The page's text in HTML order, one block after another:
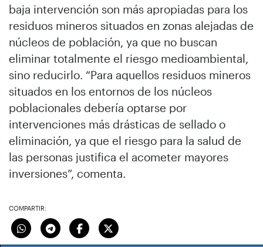
baja intervención son más apropiadas para los
residuos mineros situados en zonas alejadas de
núcleos de población, ya que no buscan
eliminar totalmente el riesgo medioambiental,
sino reducirlo. “Para aquellos residuos mineros
situados en los entornos de los núcleos
poblacionales debería optarse por
intervenciones más drásticas de sellado o
eliminación, ya que el riesgo para la salud de
las personas justifica el acometer mayores
inversiones”, comenta.
COMPARTIR: